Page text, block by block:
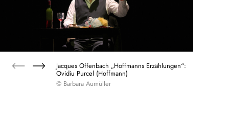
Jacques Offenbach „Hoffmanns Erzählungen“:
Ovidiu Purcel (Hoffmann)
© Barbara Aumüller